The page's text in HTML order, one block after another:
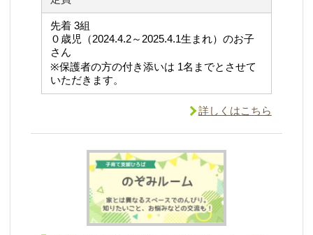
先着 3組
０歳児（2024.4.2～2025.4.1生まれ）のお子
さん
※保護者の方の付き添いは 1名までとさせて
いただきます。
詳しくはこちら